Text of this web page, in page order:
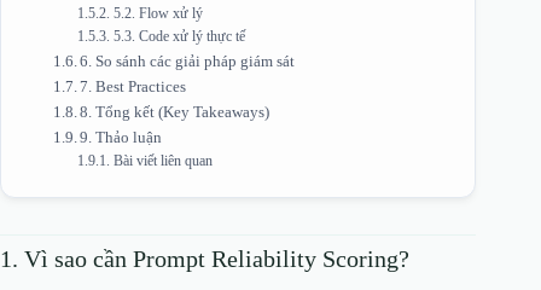
5.2. Flow xử lý
5.3. Code xử lý thực tế
6. So sánh các giải pháp giám sát
7. Best Practices
8. Tổng kết (Key Takeaways)
9. Thảo luận
Bài viết liên quan
1. Vì sao cần Prompt Reliability Scoring?